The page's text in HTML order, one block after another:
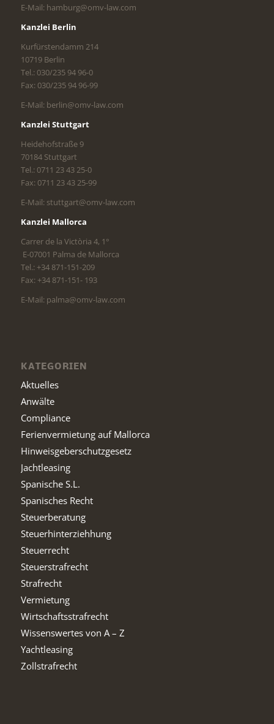
E-Mail: hamburg@omv-law.com
Kanzlei Berlin
Kurfürstendamm 214
10719 Berlin
Tel.: 030/235 94 96-0
Fax: 030/235 94 96-99
E-Mail: berlin@omv-law.com
Kanzlei Stuttgart
Heidehofstraße 9
70184 Stuttgart
Tel.: 0711 23 43 25-0
Fax: 0711 23 43 25-99
E-Mail: stuttgart@omv-law.com
Kanzlei Mallorca
Carrer de la Victòria 4, 1°
E-07001 Palma de Mallorca
Tel.: +34 871-151-209
Fax: +34 871-151- 193
E-Mail: palma@omv-law.com
KATEGORIEN
Aktuelles
Anwälte
Compliance
Ferienvermietung auf Mallorca
Hinweisgeberschutzgesetz
Jachtleasing
Spanische S.L.
Spanisches Recht
Steuerberatung
Steuerhinterziehhung
Steuerrecht
Steuerstrafrecht
Strafrecht
Vermietung
Wirtschaftsstrafrecht
Wissenswertes von A – Z
Yachtleasing
Zollstrafrecht